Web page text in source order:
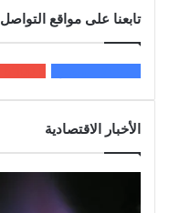
تابعنا على مواقع التواصل
الأخبار الاقتصادية